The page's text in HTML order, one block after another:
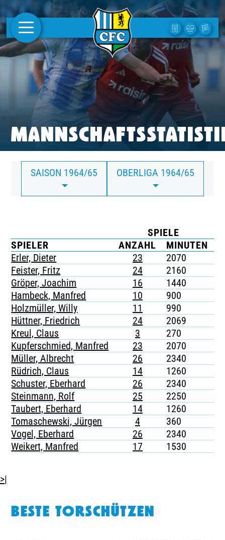
AKTUELLES
1. MANNSCHAFT
FRAUEN
CAMPUS
CLUB
CLUBMITGLIEDSCHAFT
BUSINESS
TICKETING
SAISON 1964/65 OBERLIGA 1964/65
SPIELE
SPIELER
ANZAHL MINUTEN
Erler, Dieter
23 2070
Feister, Fritz
24 2160
Gröper, Joachim
16 1440
Hambeck, Manfred
10 900
Holzmüller, Willy
11 990
Hüttner, Friedrich
24 2069
Kreul, Claus
3 270
Kupferschmied, Manfred
23 2070
Müller, Albrecht
26 2340
Rüdrich, Claus
14 1260
Schuster, Eberhard
26 2340
Steinmann, Rolf
25 2250
Taubert, Eberhard
14 1260
Tomaschewski, Jürgen
4 360
Vogel, Eberhard
26 2340
Weikert, Manfred
17 1530
>|
BESTE TORSCHÜTZEN